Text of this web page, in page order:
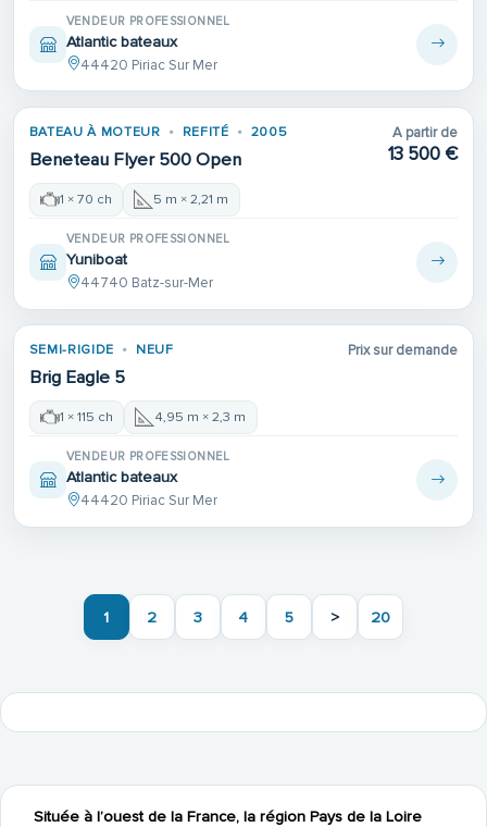
VENDEUR PROFESSIONNEL
Atlantic bateaux
44420 Piriac Sur Mer
REFIT
BATEAU À MOTEUR REFITÉ 2005
Beneteau Flyer 500 Open
A partir de
13 500 €
1 × 70 ch 5 m × 2,21 m
VENDEUR PROFESSIONNEL
Yuniboat
44740 Batz-sur-Mer
SEMI-RIGIDE NEUF
Brig Eagle 5
Prix sur demande
1 × 115 ch 4,95 m × 2,3 m
VENDEUR PROFESSIONNEL
Atlantic bateaux
44420 Piriac Sur Mer
1 2 3 4 5 > 20
Située à l’ouest de la France, la région Pays de la Loire